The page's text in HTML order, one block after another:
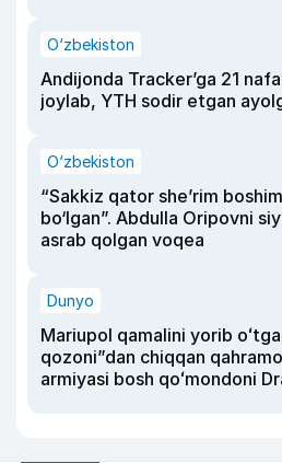
O‘zbekiston
Andijonda Tracker’ga 21
joylab, YTH sodir etgan
O‘zbekiston
“Sakkiz qator she’rim
bo‘lgan”. Abdulla Oripovni
asrab qolgan voqea
Dunyo
Mariupol qamalini yorib
qozoni”dan chiqqan
armiyasi bosh qoʻmondoni